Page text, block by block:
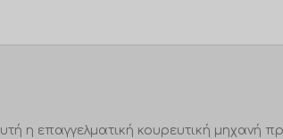
η επαγγελματική κουρευτική μηχανή